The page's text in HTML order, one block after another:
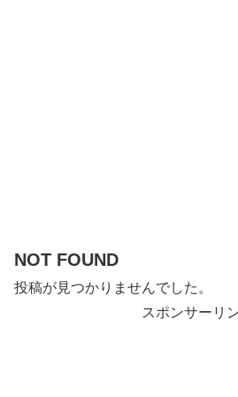
NOT FOUND
投稿が見つかりませんでした。
スポンサーリ